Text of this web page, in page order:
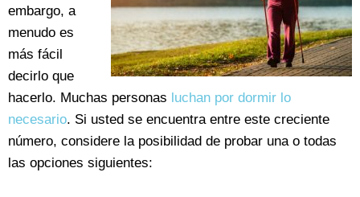
embargo, a
menudo es
más fácil
decirlo que
hacerlo. Muchas personas luchan por dormir lo
necesario. Si usted se encuentra entre este creciente
número, considere la posibilidad de probar una o todas
las opciones siguientes: